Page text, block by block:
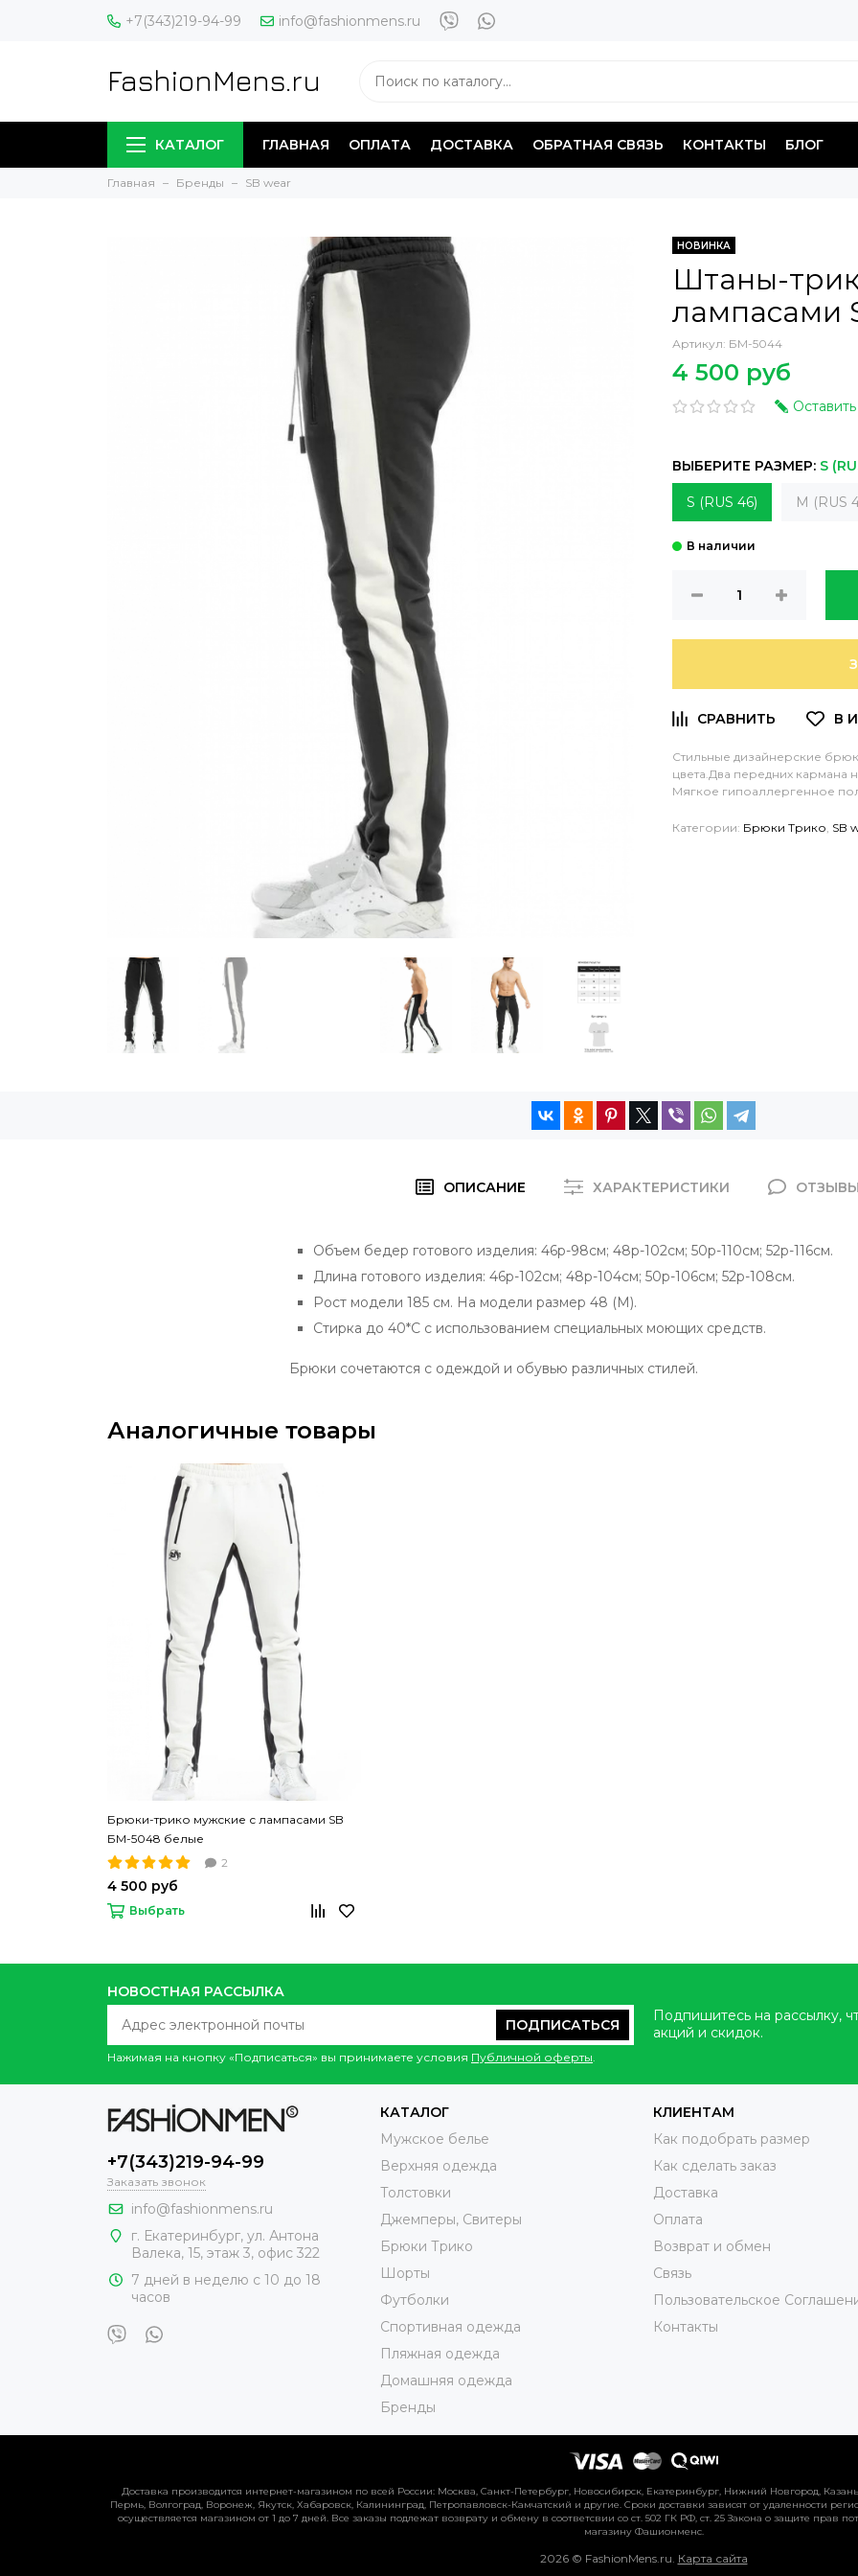
+7(343)219-94-99 info@fashionmens.ru
FashionMens.ru
КАТАЛОГ ГЛАВНАЯ ОПЛАТА ДОСТАВКА ОБРАТНАЯ СВЯЗЬ КОНТАКТЫ БЛОГ
Главная Бренды SB wear
НОВИНКА
Штаны-
лампасами
Артикул: БМ-5044
4 500 руб
ВЫБЕРИТЕ РАЗМЕР: S
S (RUS 46) M (RUS
Стильные дизайнерские
цвета.Два передних кармана
Мягкое гипоаллергенное
Категории: Брюки Трико, SB
ОПИСАНИЕ ХАРАКТЕРИСТИКИ
Объем бедер готового изделия: 46р-98см; 48р-102см; 50р-110см; 52р-116см.
Длина готового изделия: 46р-102см; 48р-104см; 50р-106см; 52р-108см.
Рост модели 185 см. На модели размер 48 (М).
Стирка до 40*С с использованием специальных моющих средств.
Брюки сочетаются с одеждой и обувью различных стилей.
Аналогичные товары
Брюки-трико мужские с лампасами SB
БМ-5048 белые
2
4 500 руб
Выбрать
НОВОСТНАЯ РАССЫЛКА
ПОДПИСАТЬСЯ
Нажимая на кнопку «Подписаться» вы принимаете условия Публичной оферты.
Подпишитесь на рассылку,
акций и скидок.
+7(343)219-94-99
Заказать звонок
info@fashionmens.ru
г. Екатеринбург, ул. Антона
Валека, 15, этаж 3, офис 322
7 дней в неделю с 10 до 18
часов
КАТАЛОГ
Мужское белье
Верхняя одежда
Толстовки
Джемперы, Свитеры
Брюки Трико
Шорты
Футболки
Спортивная одежда
Пляжная одежда
Домашняя одежда
Бренды
КЛИЕНТАМ
Как подобрать размер
Как сделать заказ
Доставка
Оплата
Возврат и обмен
Связь
Пользовательское
Контакты
Доставка производится интернет-магазином по всей России: Москва, Санкт-Петербург, Новосибирск, Екатеринбург, Нижний Новгород,
Пермь, Волгоград, Воронеж, Якутск, Хабаровск, Калининград, Петропавловск-Камчатский и другие. Сроки доставки зависят от удаленности
осуществляется магазином от 1 до 7 дней. Все заказы подлежат возврату и обмену в соответсвии со ст. 502 ГК РФ, ст. 25 Закона о защите прав
магазину Фашионменс.
2026 © FashionMens.ru. Карта сайта